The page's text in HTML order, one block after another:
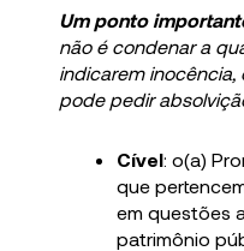
Um ponto
não é condenar a
indicarem inocência,
pode pedir
Cível: o(a)
que
em questões
patrimônio